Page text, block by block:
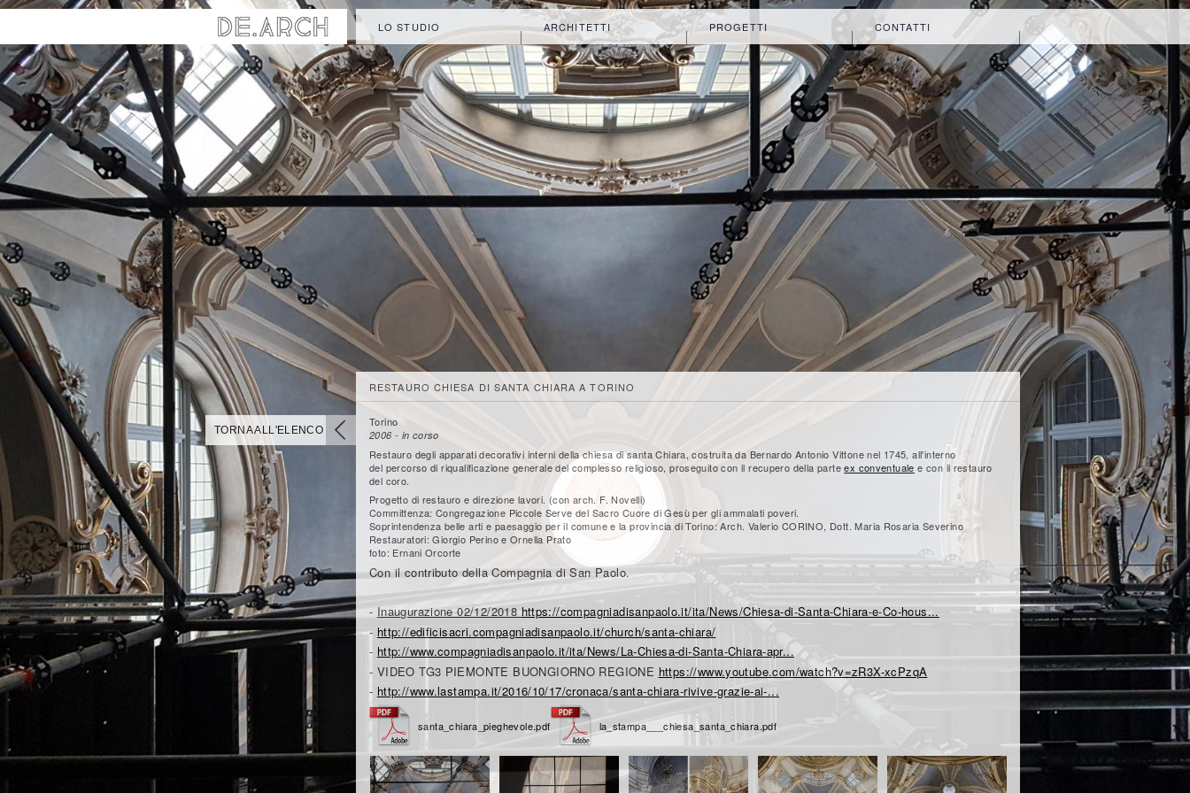
LO STUDIO ARCHITETTI PROGETTI CONTATTI
RESTAURO CHIESA DI SANTA CHIARA A TORINO
TORNA ALL'ELENCO
Torino
2006 - in corso
Restauro degli apparati decorativi interni della chiesa di santa Chiara, costruita da Bernardo Antonio Vittone nel 1745, all'interno
del percorso di riqualificazione generale del complesso religioso, proseguito con il recupero della parteex conventuale e con il restauro
del coro.
Progetto di restauro e direzione lavori. (con arch. F. Novelli)
Committenza: Congregazione Piccole Serve del Sacro Cuore di Gesù per gli ammalati poveri.
Soprintendenza belle arti e paesaggio per il comune e la provincia di Torino: Arch. Valerio CORINO, Dott. Maria Rosaria Severino
Restauratori: Giorgio Perino e Ornella Prato
foto: Ernani Orcorte
Con il contributo della Compagnia di San Paolo.
- Inaugurazione 02/12/2018 https://compagniadisanpaolo.it/ita/News/Chiesa-di-Santa-Chiara-e-Co-hous...
- http://edificisacri.compagniadisanpaolo.it/church/santa-chiara/
- http://www.compagniadisanpaolo.it/ita/News/La-Chiesa-di-Santa-Chiara-apr...
- VIDEO TG3 PIEMONTE BUONGIORNO REGIONE https://www.youtube.com/watch?v=zR3X-xcPzqA
- http://www.lastampa.it/2016/10/17/cronaca/santa-chiara-rivive-grazie-ai-...
santa_chiara_pieghevole.pdf la_stampa___chiesa_santa_chiara.pdf